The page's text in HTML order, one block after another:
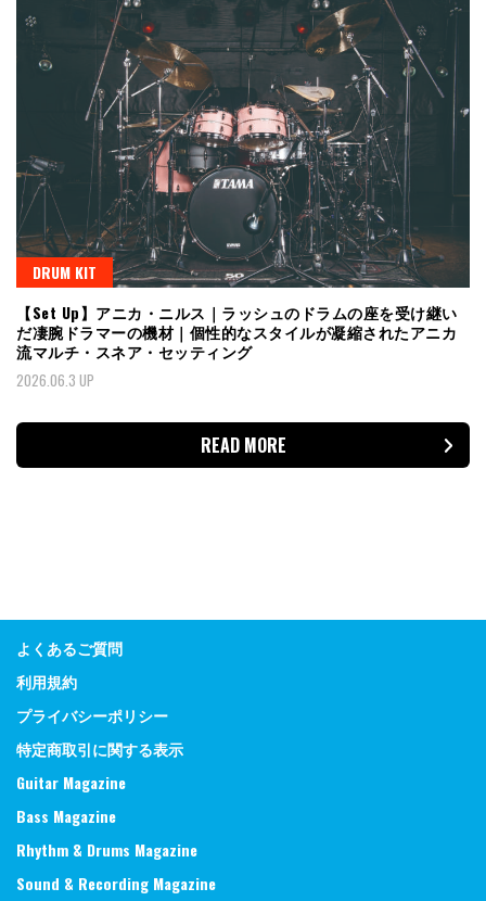
DRUM KIT
【Set Up】アニカ・ニルス｜ラッシュのドラムの座を受け継い
だ凄腕ドラマーの機材｜個性的なスタイルが凝縮されたアニカ
流マルチ・スネア・セッティング
2026.06.3 UP
READ MORE
よくあるご質問
利用規約
プライバシーポリシー
特定商取引に関する表示
Guitar Magazine
Bass Magazine
Rhythm & Drums Magazine
Sound & Recording Magazine